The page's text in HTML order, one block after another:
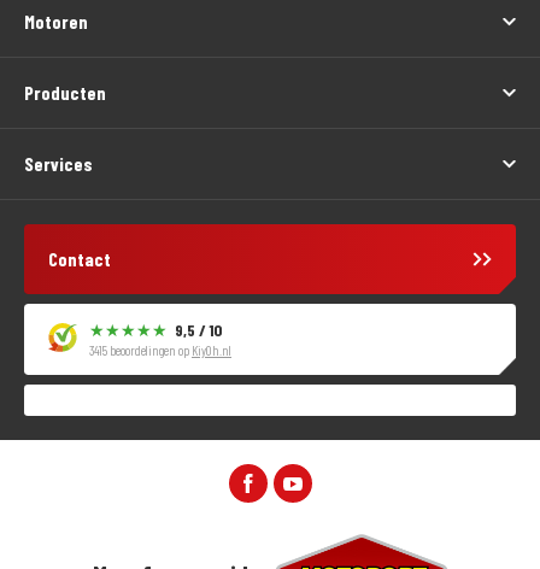
Motoren
Producten
Services
Contact
9,5 / 10
3415 beoordelingen op KiyOh.nl